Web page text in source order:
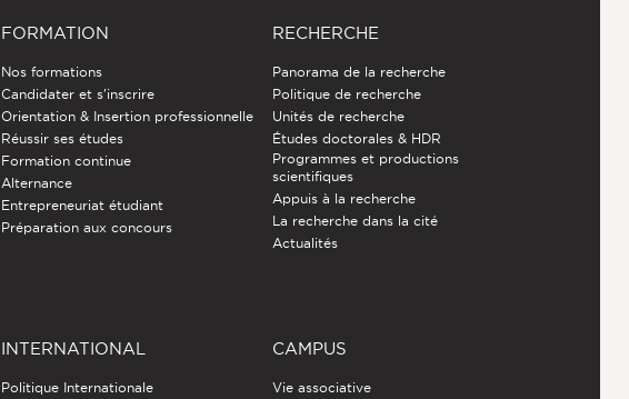
FORMATION
Nos formations
Candidater et s'inscrire
Orientation & Insertion professionnelle
Réussir ses études
Formation continue
Alternance
Entrepreneuriat étudiant
Préparation aux concours
RECHERCHE
Panorama de la recherche
Politique de recherche
Unités de recherche
Études doctorales & HDR
Programmes et productions
scientifiques
Appuis à la recherche
La recherche dans la cité
Actualités
INTERNATIONAL
Politique Internationale
CAMPUS
Vie associative